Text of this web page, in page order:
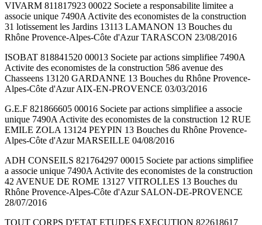
VIVARM 811817923 00022 Societe a responsabilite limitee a
associe unique 7490A Activite des economistes de la construction
31 lotissement les Jardins 13113 LAMANON 13 Bouches du
Rhône Provence-Alpes-Côte d'Azur TARASCON 23/08/2016
ISOBAT 818841520 00013 Societe par actions simplifiee 7490A
Activite des economistes de la construction 586 avenue des
Chasseens 13120 GARDANNE 13 Bouches du Rhône Provence-
Alpes-Côte d'Azur AIX-EN-PROVENCE 03/03/2016
G.E.F 821866605 00016 Societe par actions simplifiee a associe
unique 7490A Activite des economistes de la construction 12 RUE
EMILE ZOLA 13124 PEYPIN 13 Bouches du Rhône Provence-
Alpes-Côte d'Azur MARSEILLE 04/08/2016
ADH CONSEILS 821764297 00015 Societe par actions simplifiee
a associe unique 7490A Activite des economistes de la construction
42 AVENUE DE ROME 13127 VITROLLES 13 Bouches du
Rhône Provence-Alpes-Côte d'Azur SALON-DE-PROVENCE
28/07/2016
TOUT CORPS D'ETAT ETUDES EXECUTION 822618617